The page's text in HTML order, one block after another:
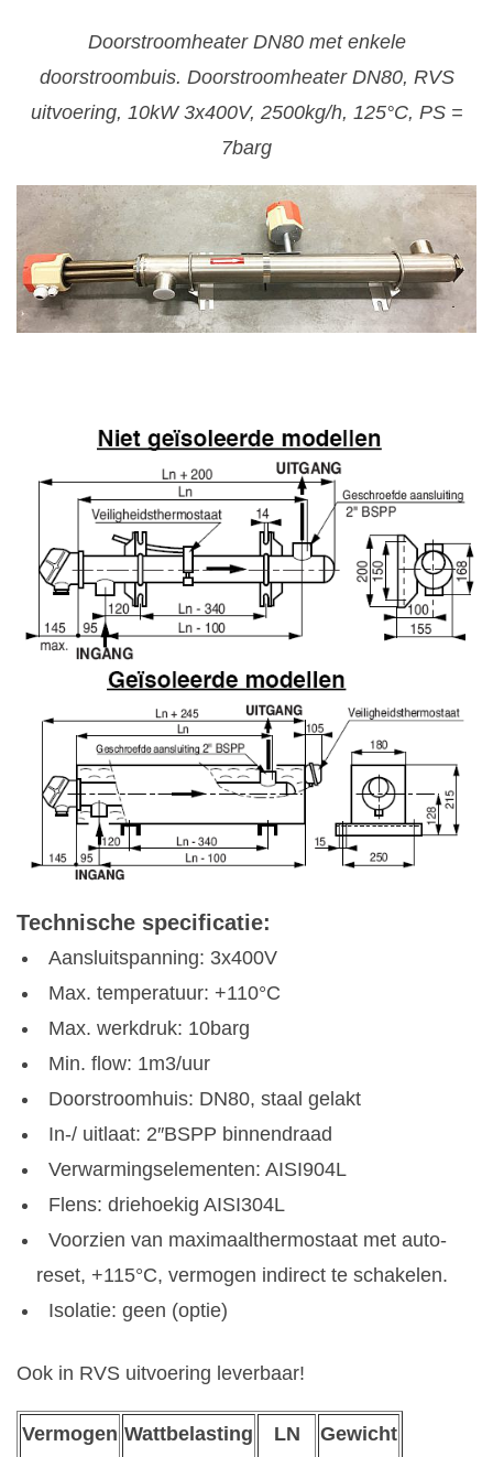
Doorstroomheater DN80 met enkele
doorstroombuis. Doorstroomheater DN80, RVS
uitvoering, 10kW 3x400V, 2500kg/h, 125°C, PS =
7barg
Technische specificatie:
Aansluitspanning: 3x400V
Max. temperatuur: +110°C
Max. werkdruk: 10barg
Min. flow: 1m3/uur
Doorstroomhuis: DN80, staal gelakt
In-/ uitlaat: 2″BSPP binnendraad
Verwarmingselementen: AISI904L
Flens: driehoekig AISI304L
Voorzien van maximaalthermostaat met auto-
reset, +115°C, vermogen indirect te schakelen.
Isolatie: geen (optie)
Ook in RVS uitvoering leverbaar!
Vermogen Wattbelasting
LN
Gewicht